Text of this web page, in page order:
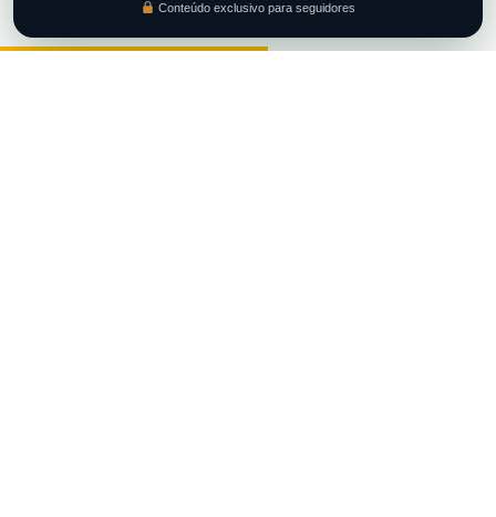
Conteúdo exclusivo para seguidores